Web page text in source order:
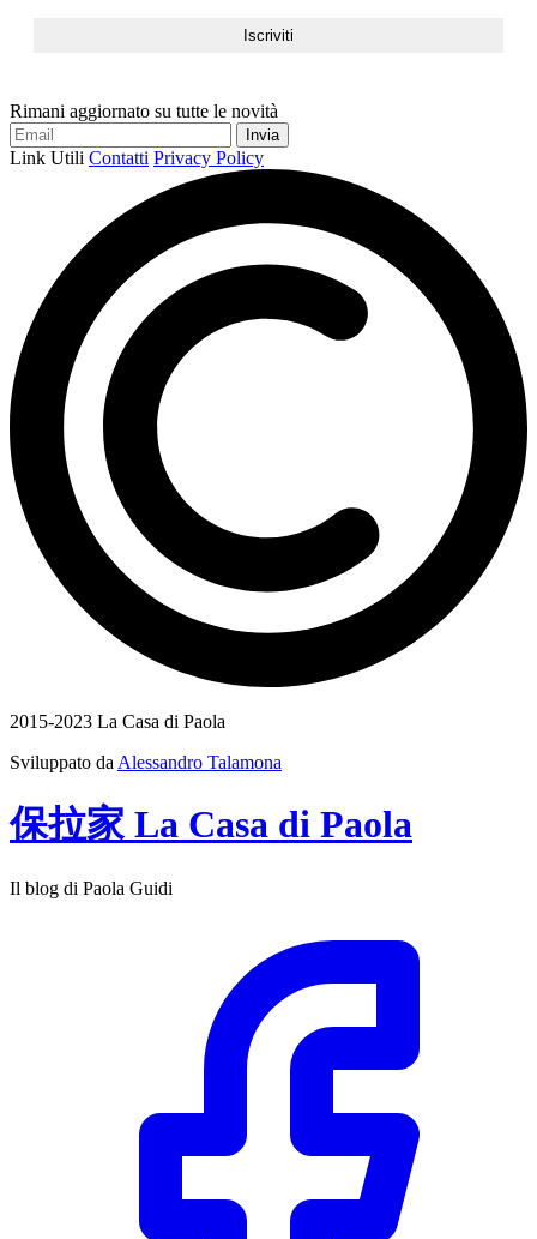
Rimani aggiornato su tutte le novità
Link Utili Contatti Privacy Policy
2015-2023 La Casa di Paola
Sviluppato da Alessandro Talamona
保拉家 La Casa di Paola
Il blog di Paola Guidi